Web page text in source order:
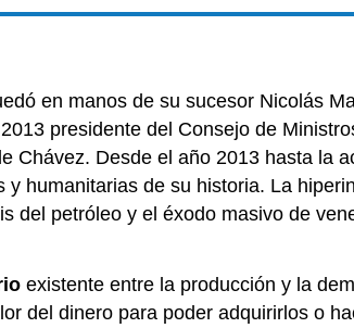
en manos de su sucesor Nicolás
presidente del Consejo de
Chávez. Desde el año 2013 hasta la
humanitarias de su historia. La
del petróleo y el éxodo masivo de
existente entre la producción y la
del dinero para poder adquirirlos o